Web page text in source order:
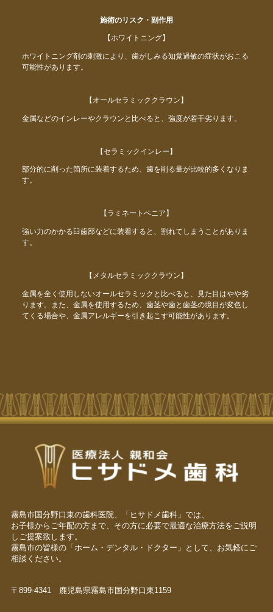
施術のリスク・副作用
【ホワイトニング】
ホワイトニング剤の刺激により、歯がしみる知覚過敏の症状がおこる
可能性があります。
【オールセラミッククラウン】
金属などのインレーやクラウンと比べると、強度が若干劣ります。
【セラミックインレー】
部分的に削った箇所に装着するため、歯を削る量が比較的多くなりま
す。
【ラミネートベニア】
強い力のかかる臼歯部などに装着すると、割れてしまうことがありま
す。
【メタルセラミッククラウン】
金属を全く使用しないオールセラミックと比べると、見た目はやや劣
ります。また、金属を使用するため、歯茎や歯と歯茎の境目が変色し
てくる場合や、金属アレルギーを引き起こす可能性があります。
霧島市国分野口東の歯科医院、「ヒサドメ歯科」では、
お子様からご年配の方まで、その方に必要で最適な治療方法をご説明
しご提案致します。
霧島市の皆様の「ホーム・デンタル・ドクター」として、お気軽にご
相談ください。
〒899-4341 鹿児島県霧島市国分野口東1159